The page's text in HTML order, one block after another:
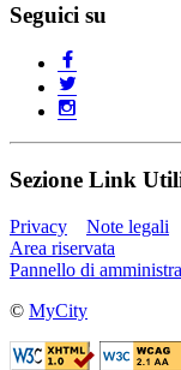
Seguici su
Sezione Link
Privacy Note legali
Area riservata
Pannello di
© MyCity